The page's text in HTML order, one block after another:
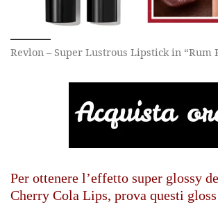
Revlon – Super Lustrous Lipstick in “Rum
Per ottenere l’effetto super glossy
Cherry Cola Lips, prova questi